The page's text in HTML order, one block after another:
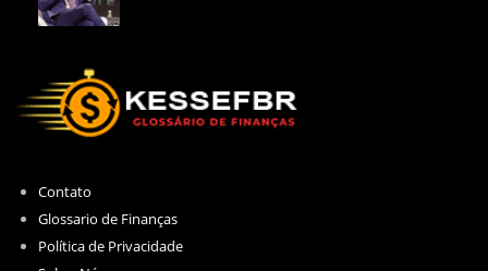
Contato
Glossario de Finanças
Política de Privacidade